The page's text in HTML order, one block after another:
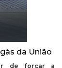
da União
de forçar a